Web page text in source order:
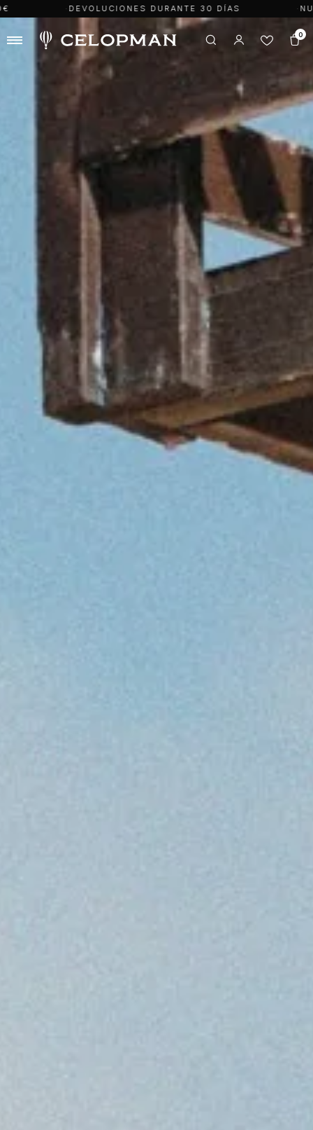
DEVOLUCIONES DURANTE 30 DÍAS NUEVA
0